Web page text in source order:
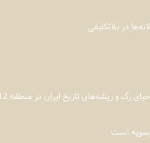
در بلاتکلیفی
ریشه‌های تاریخ ایران در منطقه 12 تهران
است